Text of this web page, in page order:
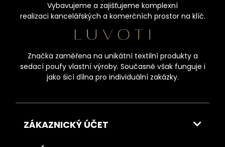
Vybavujeme a zajišťujeme komplexní
realizaci kancelářských a komerčních prostor na klíč.
Značka zaměřena na unikátní textilní produkty a
sedací poufy vlastní výroby. Současně však funguje i
jako šicí dílna pro individuální zakázky.
ZÁKAZNICKÝ ÚČET